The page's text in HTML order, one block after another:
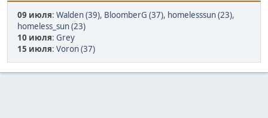
09 июля: Walden (39), BloomberG (37), homelesssun (23),
homeless_sun (23)
10 июля: Grey
15 июля: Voron (37)